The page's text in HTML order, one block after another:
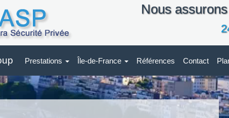
Nous
Prestations Île-de-France Références Contact